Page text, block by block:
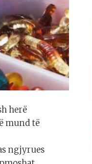
herë
mund të
ngjyrues